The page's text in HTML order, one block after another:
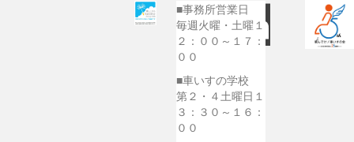
■事務所営業日
毎週火曜・土曜１
２：００～１７：
００
■車いすの学校
第２・４土曜日１
３：３０～１６：
００